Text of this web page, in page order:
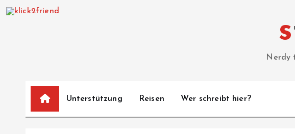
Nerdy
Unterstützung Reisen Wer schreibt hier?